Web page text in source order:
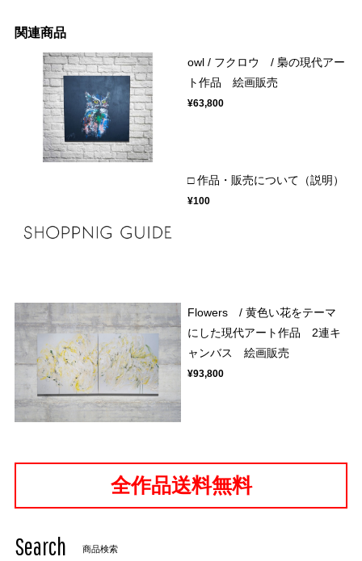
関連商品
owl / フクロウ / 梟の現代アー
ト作品 絵画販売
¥63,800
□ 作品・販売について（説明）
¥100
Flowers / 黄色い花をテーマ
にした現代アート作品 2連キ
ャンバス 絵画販売
¥93,800
全作品送料無料
Search 商品検索